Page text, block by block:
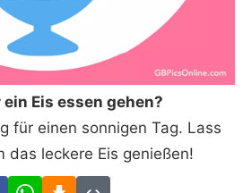
Eis essen gehen?
für einen sonnigen Tag. Lass
das leckere Eis genießen!